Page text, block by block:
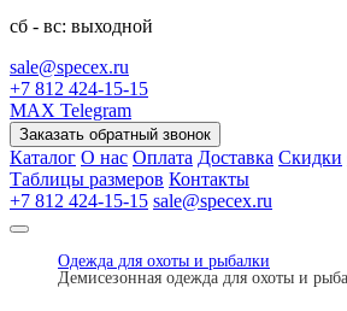
сб - вс: выходной
sale@specex.ru
+7 812 424-15-15
MAX Telegram
Заказать обратный звонок
Каталог О нас Оплата Доставка Скидки
Таблицы размеров Контакты
+7 812 424-15-15 sale@specex.ru
Одежда для охоты и рыбалки
Демисезонная одежда для охоты и